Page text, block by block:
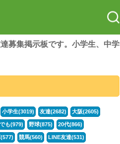
募集掲示板です。小学生、中学
小学生(3019) 友達(2682) 大阪(2605)
も(979) 野球(875) 20代(866)
競馬(560) LINE友達(531)